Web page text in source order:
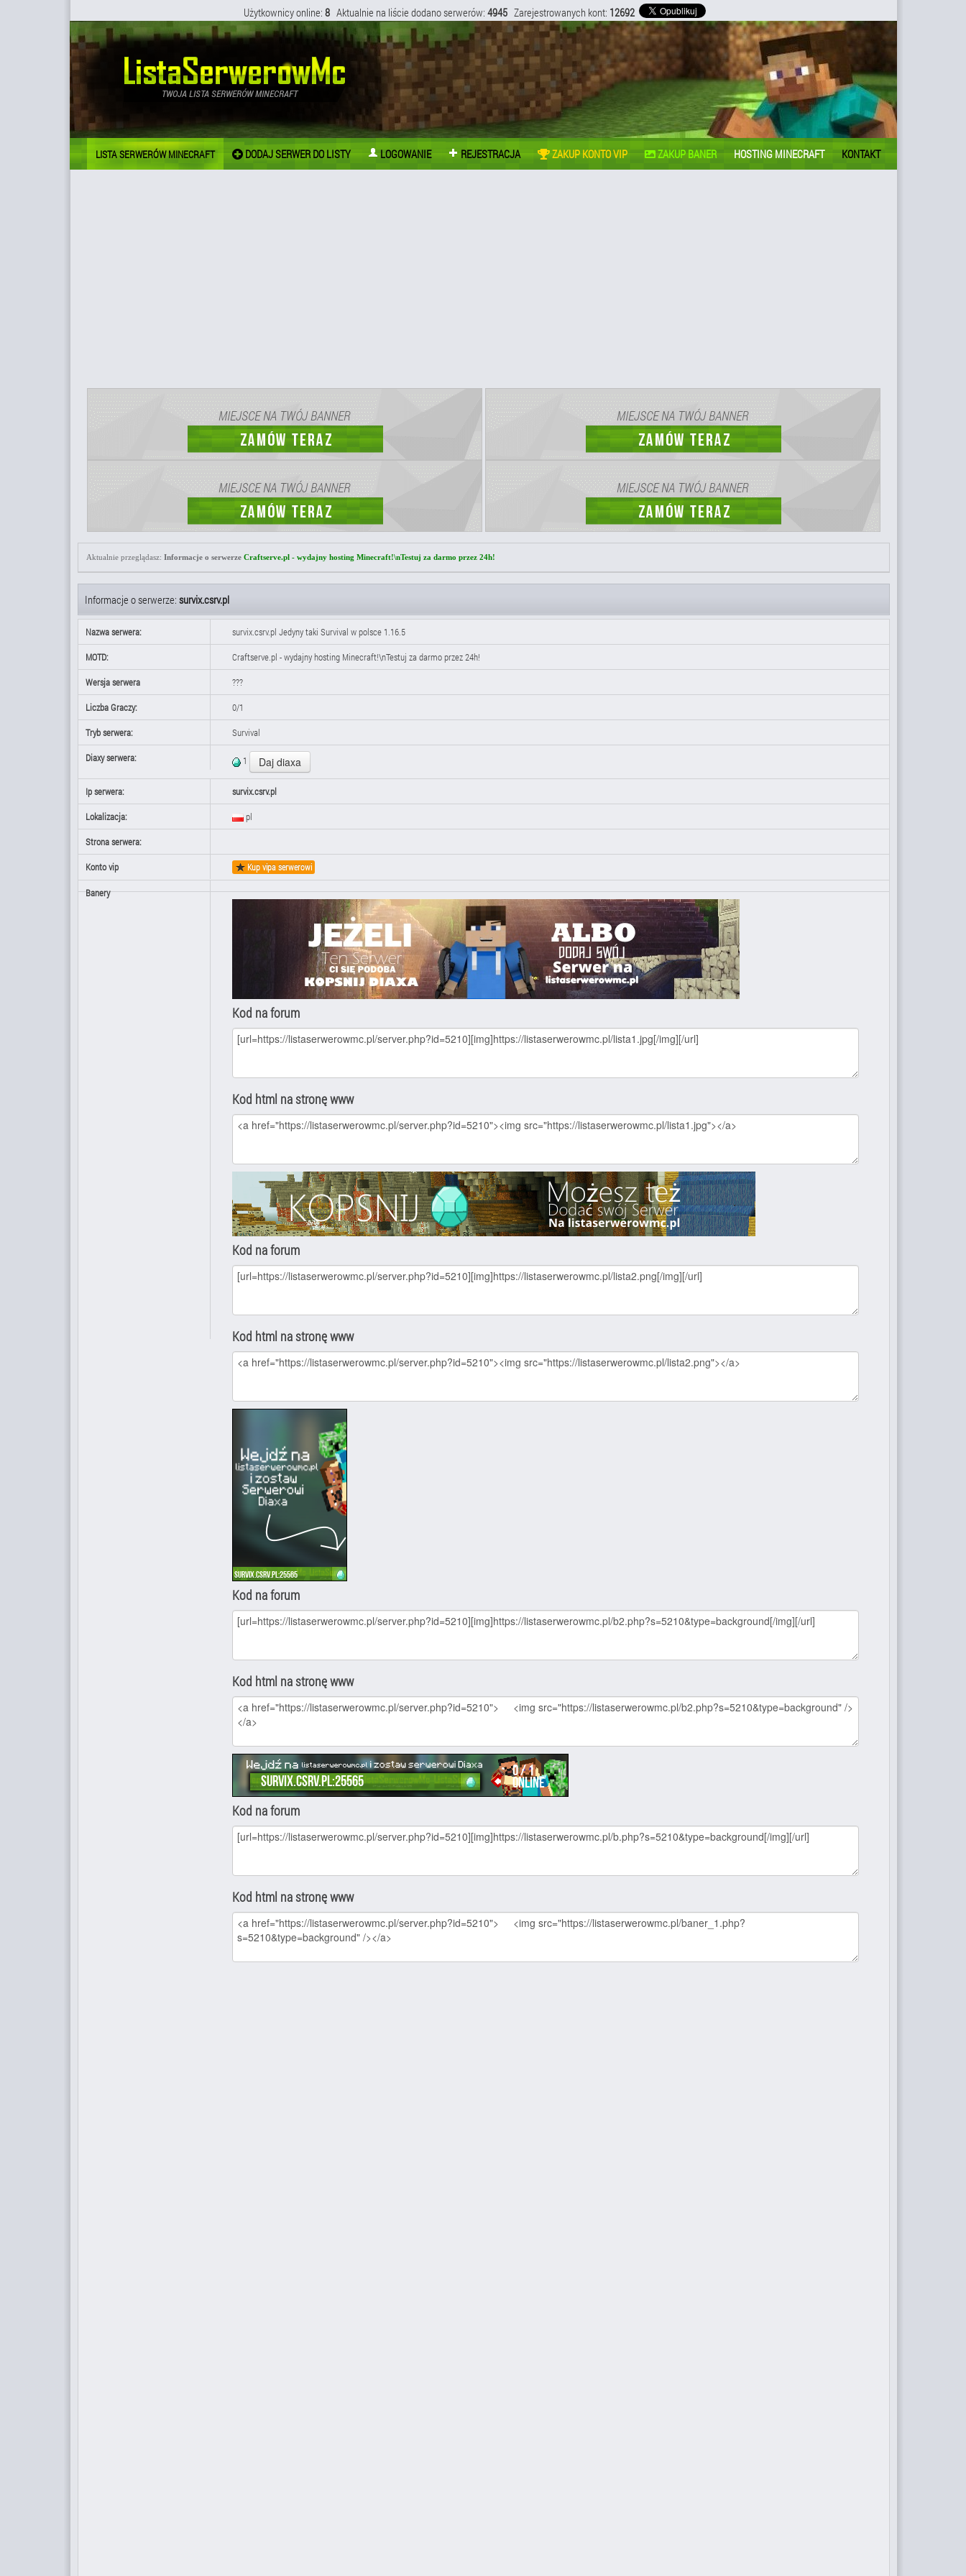
Użytkownicy online: 8Aktualnie na liście dodano serwerów: 4945 Zarejestrowanych kont: 12692
LISTA SERWERÓW MINECRAFT DODAJ SERWER DO LISTY LOGOWANIE REJESTRACJA ZAKUP KONTO VIP ZAKUP BANER HOSTING MINECRAFT KONTAKT
Aktualnie przeglądasz: Informacje o serwerze Craftserve.pl - wydajny hosting Minecraft!\nTestuj za darmo przez 24h!
Informacje o serwerze: survix.csrv.pl
Nazwa serwera:
survix.csrv.pl Jedyny taki Survival w polsce 1.16.5
MOTD:
Craftserve.pl - wydajny hosting Minecraft!\nTestuj za darmo przez 24h!
Wersja serwera
???
Liczba Graczy:
0/1
Tryb serwera:
Survival
Diaxy serwera:
1
Ip serwera:
survix.csrv.pl
Lokalizacja:
pl
Strona serwera:
Konto vip
Kup vipa serwerowi
Banery
Kod na forum
Kod html na stronę www
Kod na forum
Kod html na stronę www
Kod na forum
Kod html na stronę www
Kod na forum
Kod html na stronę www